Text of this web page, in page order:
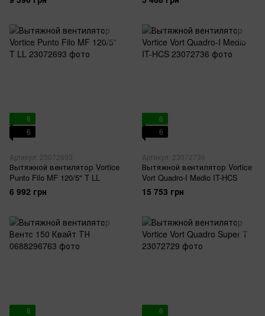
6
6
Артикул: 23072693
Вытяжной вентилятор Vortice
Punto Filo MF 120/5" T LL
6 992 грн
6
6
Артикул: 23072736
Вытяжной вентилятор Vortice
Vort Quadro-I Medio IT-HCS
15 753 грн
6
6